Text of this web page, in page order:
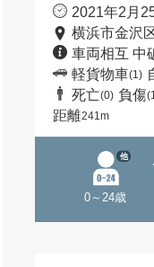
2021年2月
横浜市金沢
車両相互 中
軽貨物車(1)
死亡(0) 負傷
距離241m
0～24歳
他